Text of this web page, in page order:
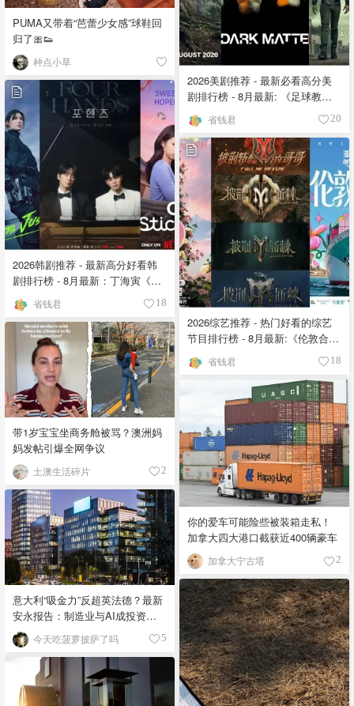
PUMA又带着“芭蕾少女感”球鞋回
归了🎀👟
种点小草
2026美剧推荐 - 最新必看高分美
剧排行榜 - 8月最新: 《​​足球教练
》第四季回归！
省钱君 20
2026韩剧推荐 - 最新高分好看韩
剧排行榜 - 8月最新：丁海寅《我
的荒糖恋爱 》上线❣️
省钱君 18
2026综艺推荐 - 热门好看的综艺
节目排行榜 - 8月最新:《​​伦敦合伙
人》回归啦
省钱君 18
带1岁宝宝坐商务舱被骂？澳洲妈
妈发帖引爆全网争议
土澳生活碎片 2
你的爱车可能险些被装箱走私！
加拿大四大港口截获近400辆豪车
加拿大宁古塔 2
意大利“吸金力”反超英法德？最新
安永报告：制造业与AI成投资新
宠！ 今天吃菠萝披萨了吗 5